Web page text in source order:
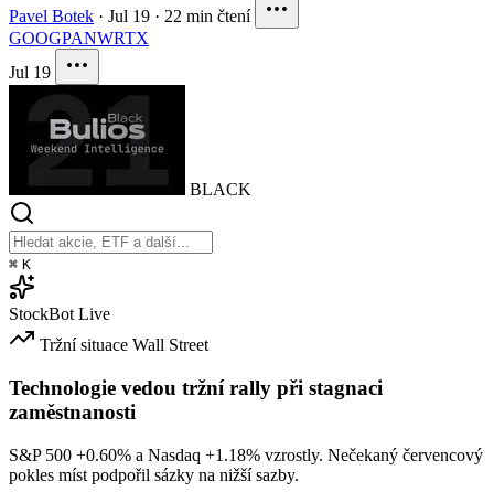
Pavel Botek · Jul 19 · 22 min čtení
GOOGPANWRTX
Jul 19
BLACK
⌘ K
StockBot Live
Tržní situace Wall Street
Technologie vedou tržní rally při stagnaci
zaměstnanosti
S&P 500 +0.60% a Nasdaq +1.18% vzrostly. Nečekaný červencový
pokles míst podpořil sázky na nižší sazby.